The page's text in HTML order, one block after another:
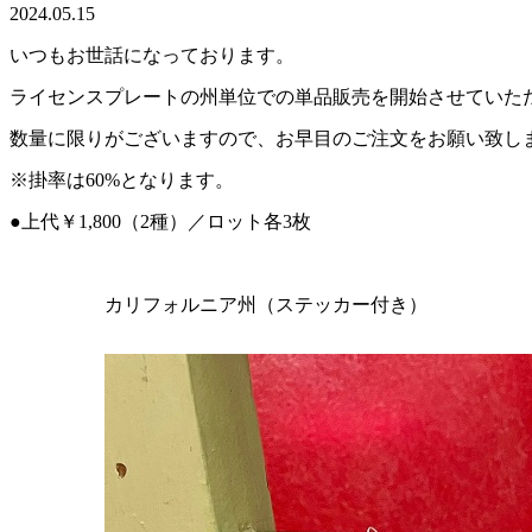
2024.05.15
いつもお世話になっております。
ライセンスプレートの州単位での単品販売を開始させていた
数量に限りがございますので、お早目のご注文をお願い致し
※掛率は60%となります。
●上代￥1,800（2種）／ロット各3枚
カリフォルニア州（ステッカー付き）